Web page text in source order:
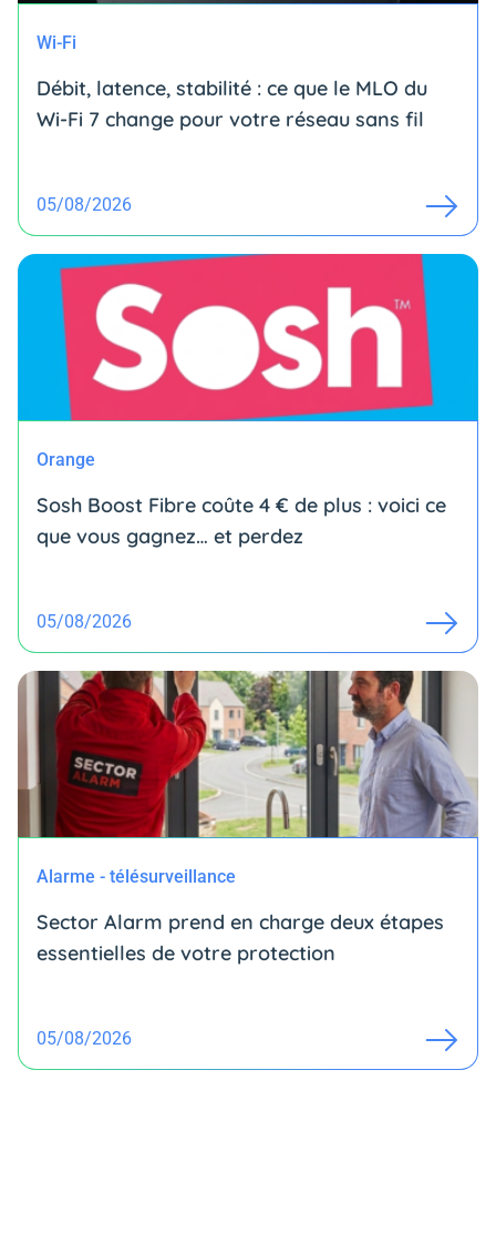
Wi-Fi
Débit, latence, stabilité : ce que le MLO du
Wi-Fi 7 change pour votre réseau sans fil
05/08/2026
Orange
Sosh Boost Fibre coûte 4 € de plus : voici ce
que vous gagnez… et perdez
05/08/2026
Alarme - télésurveillance
Sector Alarm prend en charge deux étapes
essentielles de votre protection
05/08/2026